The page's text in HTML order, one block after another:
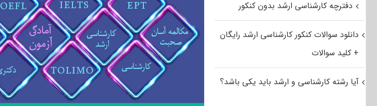
دفترچه کارشناسی ارشد بدون کنکور
دانلود سوالات کنکور کارشناسی ارشد رایگان
+ کلید سوالات
آیا رشته کارشناسی و ارشد باید یکی باشد؟